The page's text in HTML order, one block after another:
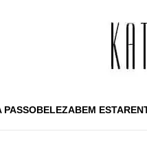
PASSOBELEZABEM ESTAR